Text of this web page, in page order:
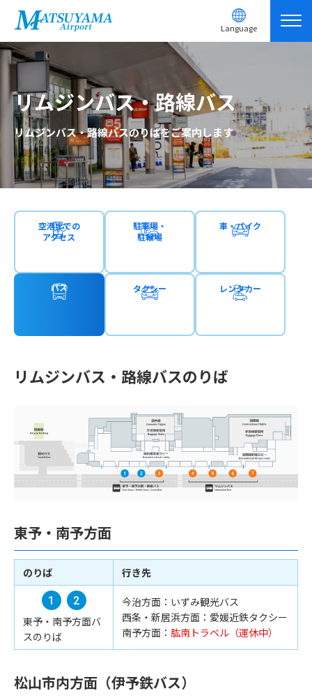
Language
リムジンバス・路線バス
リムジンバス・路線バスのりばをご案内します
空港までの
アクセス
駐車場・
駐輪場
車・バイク
バス タクシー レンタカー
リムジンバス・路線バスのりば
東予・南予方面
のりば 行き先
東予・南予方面バ
スのりば
今治方面：いずみ観光バス
西条・新居浜方面：愛媛近鉄タクシー
南予方面： 肱南トラベル（運休中）
松山市内方面（伊予鉄バス）